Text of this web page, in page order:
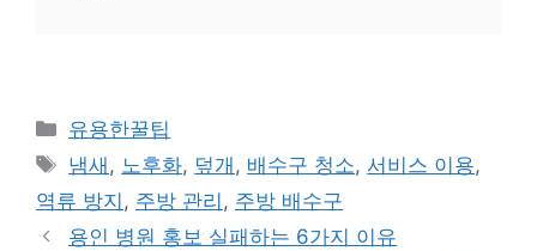
카
테
리
유용한꿀팁
태
그
냄새 , 노후화, 덮개 , 배수구 청소, 서비스 이용,
역류 방지 , 주방 관리 , 주방 배수구
용인 병원 홍보 실패하는 6가지 이유